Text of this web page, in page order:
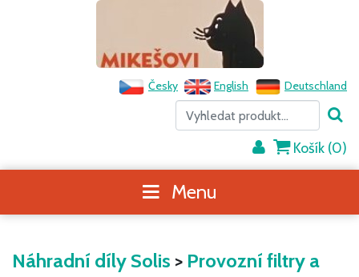
Česky English Deutschland
Košík (0)
Menu
Náhradní díly Solis > Provozní filtry a